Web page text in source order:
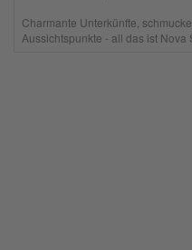
Charmante Unterkünfte,
Aussichtspunkte - all das ist Nova